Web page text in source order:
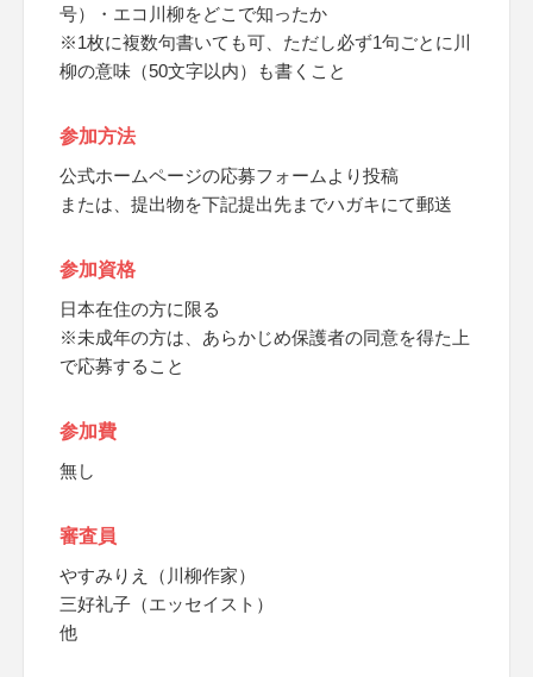
号）・エコ川柳をどこで知ったか
※1枚に複数句書いても可、ただし必ず1句ごとに川
柳の意味（50文字以内）も書くこと
参加方法
公式ホームページの応募フォームより投稿
または、提出物を下記提出先までハガキにて郵送
参加資格
日本在住の方に限る
※未成年の方は、あらかじめ保護者の同意を得た上
で応募すること
参加費
無し
審査員
やすみりえ（川柳作家）
三好礼子（エッセイスト）
他